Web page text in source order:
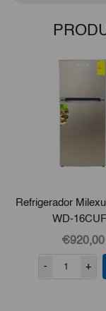
Refrigerador
WD-
€920,00
- +